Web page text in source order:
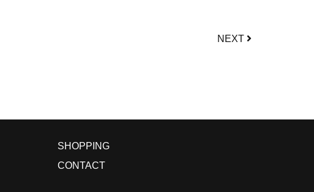
NEXT
SHOPPING
CONTACT